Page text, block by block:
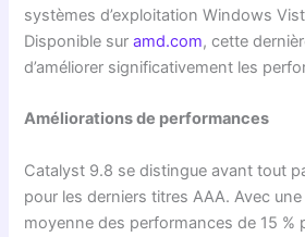
systèmes d’exploitation Windows
Disponible suramd.com, cette
d’améliorer significativement les
Améliorations de performances
Catalyst 9.8 se distingue avant tout
pour les derniers titres AAA. Avec
moyenne des performances de 15 %